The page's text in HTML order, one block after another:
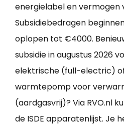
energielabel en vermogen
Subsidiebedragen
oplopen tot €4000.
subsidie in augustus 2026
elektrische (full-electric)
warmtepomp voor
(aardgasvrij)? Via RVO.nl
de ISDE apparatenlijst. Je